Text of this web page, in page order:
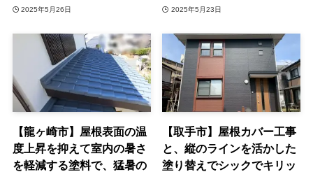
2025年5月26日 2025年5月23日
【龍ヶ崎市】屋根表面の温
度上昇を抑えて室内の暑さ
を軽減する塗料で、猛暑の
【取手市】屋根カバー工事
と、縦のラインを活かした
塗り替えでシックでキリッ